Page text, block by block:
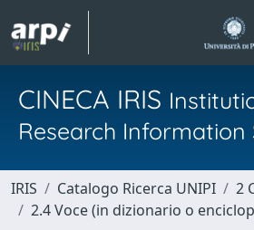
CINECA IRIS
Research Information
IRIS Catalogo Ricerca UNIPI
2
2.4 Voce (in dizionario o